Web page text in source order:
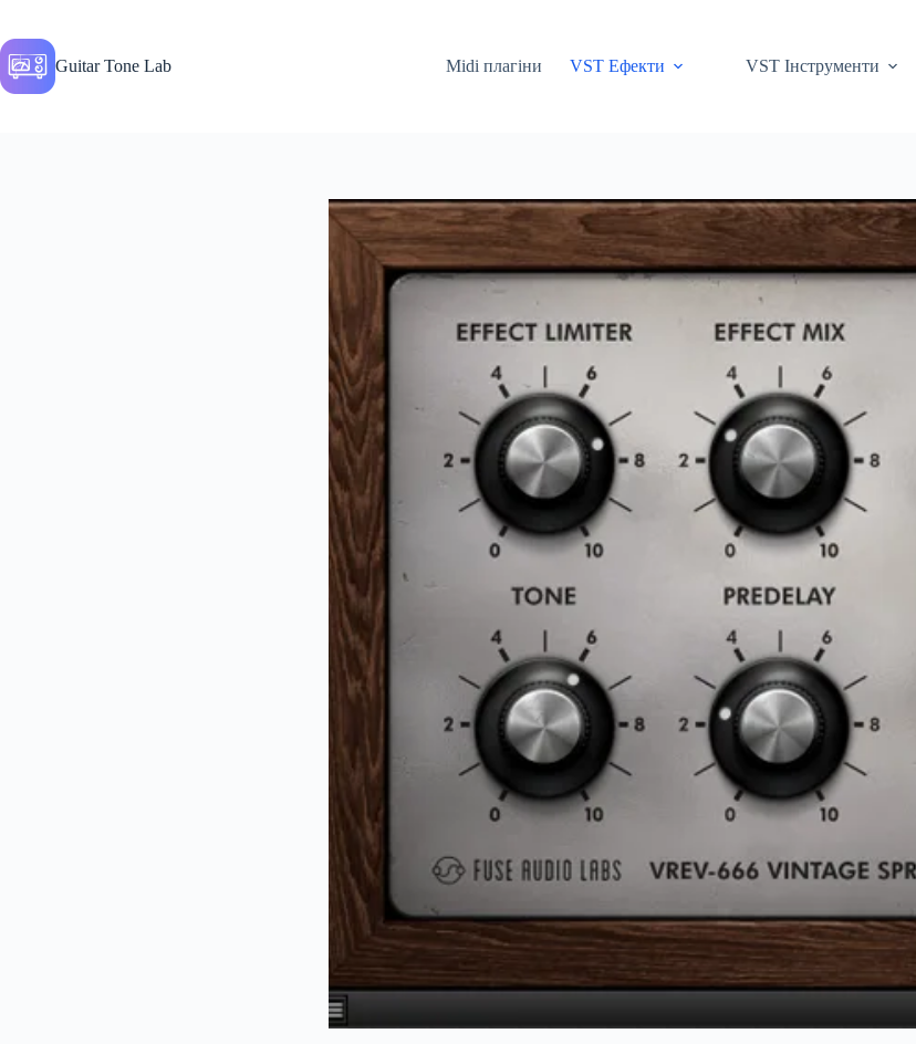
вмісту
Guitar Tone Lab
Midi плагіни VST Ефекти VST Інструменти